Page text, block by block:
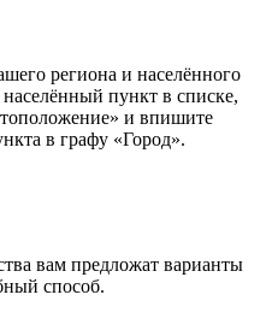
региона и населённого
пункт в списке,
и впишите
в графу «Город».
вам предложат варианты
способ.